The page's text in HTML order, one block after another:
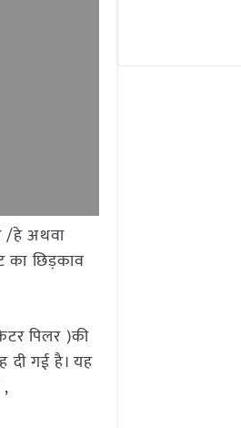
/हे अथवा
का छिड़काव
पिलर )की
दी गई है। यह
,